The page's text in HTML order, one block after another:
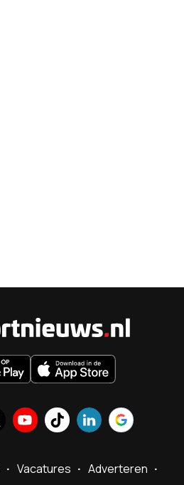
Vacatures Adverteren